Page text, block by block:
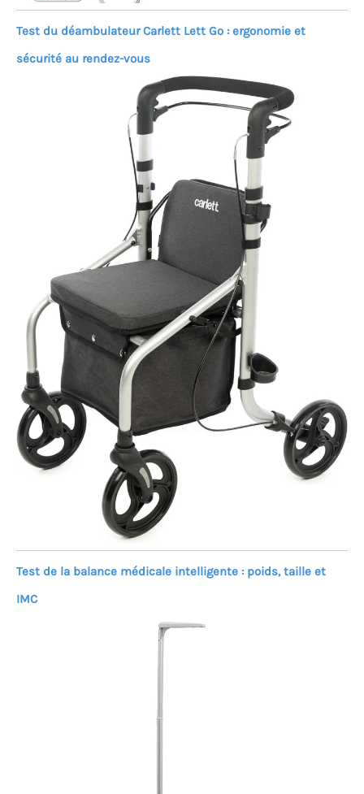
Test du déambulateur Carlett Lett Go : ergonomie et
sécurité au rendez-vous
Test de la balance médicale intelligente : poids, taille et
IMC